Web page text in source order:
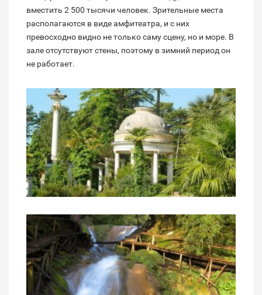
вместить 2 500 тысячи человек. Зрительные места
располагаются в виде амфитеатра, и с них
превосходно видно не только саму сцену, но и море. В
зале отсутствуют стены, поэтому в зимний период он
не работает.